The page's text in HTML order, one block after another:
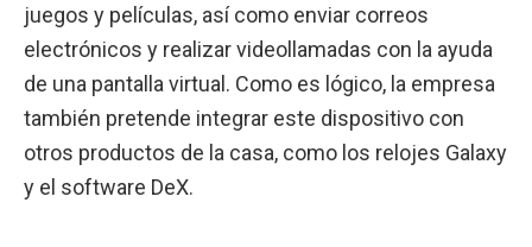
juegos y películas, así como enviar correos
electrónicos y realizar videollamadas con la ayuda
de una pantalla virtual. Como es lógico, la empresa
también pretende integrar este dispositivo con
otros productos de la casa, como los relojes Galaxy
y el software DeX.